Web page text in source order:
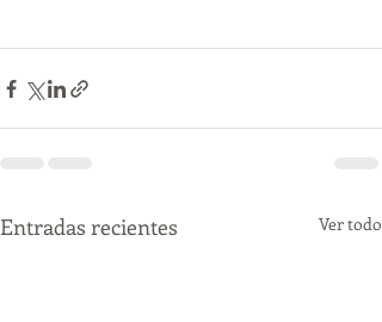
Entradas recientes Ver todo